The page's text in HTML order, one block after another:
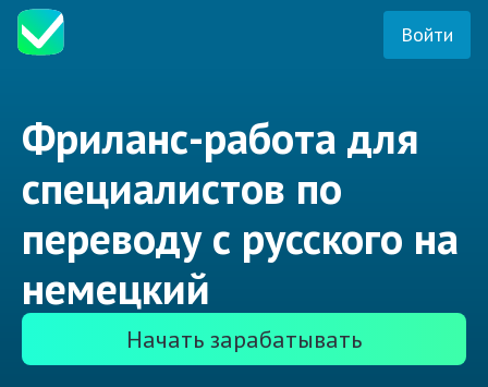
Войти
Фриланс-работа для
специалистов по
переводу с русского на
немецкий
Начать зарабатывать